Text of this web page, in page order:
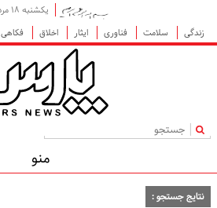
یکشنبه ۱۸ مرداد ۱۴۰۵
زندگی
سلامت فناوری ایثار اخلاق فکاهی
|
منو
نتایج جستجو :